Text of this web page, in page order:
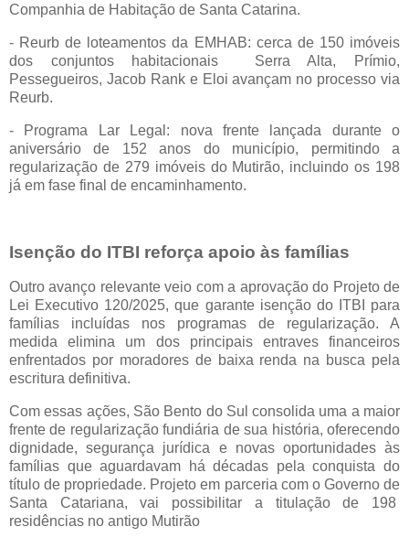
Companhia de Habitação de Santa Catarina.
- Reurb de loteamentos da EMHAB: cerca de 150 imóveis
dos conjuntos habitacionais
Serra Alta, Prímio,
Pessegueiros, Jacob Rank e Eloi avançam no processo via
Reurb.
- Programa Lar Legal: nova frente lançada durante o
aniversário de 152 anos do município, permitindo a
regularização de 279 imóveis do Mutirão, incluindo os 198
já em fase final de encaminhamento.
Isenção do ITBI reforça apoio às famílias
Outro avanço relevante veio com a aprovação do Projeto de
Lei Executivo 120/2025, que garante isenção do ITBI para
famílias incluídas nos programas de regularização. A
medida elimina um dos principais entraves financeiros
enfrentados por moradores de baixa renda na busca pela
escritura definitiva.
Com essas ações, São Bento do Sul consolida uma a maior
frente de regularização fundiária de sua história, oferecendo
dignidade, segurança jurídica e novas oportunidades às
famílias que aguardavam há décadas pela conquista do
título de propriedade. Projeto em parceria com o Governo de
Santa Catariana, vai possibilitar a titulação de 198
residências no antigo Mutirão